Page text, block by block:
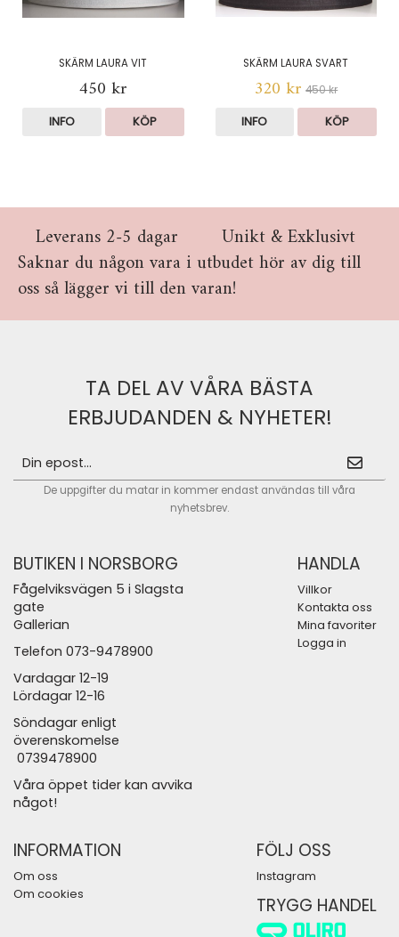
SKÄRM LAURA VIT
450 kr
INFO KÖP
SKÄRM LAURA SVART
320 kr 450 kr
INFO KÖP
Leverans 2-5 dagar
Unikt & Exklusivt
Saknar du någon vara i utbudet hör av dig till
oss så lägger vi till den varan!
TA DEL AV VÅRA BÄSTA
ERBJUDANDEN & NYHETER!
De uppgifter du matar in kommer endast användas till våra
nyhetsbrev.
BUTIKEN I NORSBORG
Fågelviksvägen 5 i Slagsta
gate
Gallerian
Telefon 073-9478900
Vardagar 12-19
Lördagar 12-16
Söndagar enligt
överenskomelse
0739478900
Våra öppet tider kan avvika
något!
HANDLA
Villkor
Kontakta oss
Mina favoriter
Logga in
INFORMATION
Om oss
Om cookies
FÖLJ OSS
Instagram
TRYGG HANDEL